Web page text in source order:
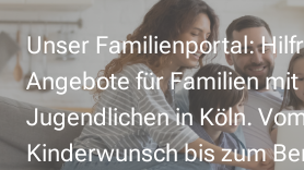
Unser Familienportal:
Angebote für Familien
Jugendlichen in Köln.
Kinderwunsch bis zum